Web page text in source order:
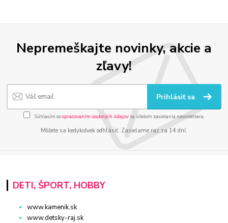
Nepremeškajte novinky, akcie a
zľavy!
Prihlásiť sa
Súhlasím sospracovaním osobných údajov za účelom zasielania newslettera.
Môžete sa kedykoľvek odhlásiť. Zasielame raz za 14 dní.
DETI, ŠPORT, HOBBY
www.kamenik.sk
www.detsky-raj.sk